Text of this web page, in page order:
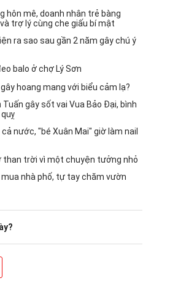
hôn mê, doanh nhân trẻ bàng
trợ lý cùng che giấu bí mật
ra sao sau gần 2 năm gây chú ý
balo ở chợ Lý Sơn
hoang mang với biểu cảm lạ?
Tuấn gây sốt vai Vua Bảo Đại, bình
nước, "bé Xuân Mai" giờ làm nail
than trời vì một chuyện tưởng nhỏ
mua nhà phố, tự tay chăm vườn